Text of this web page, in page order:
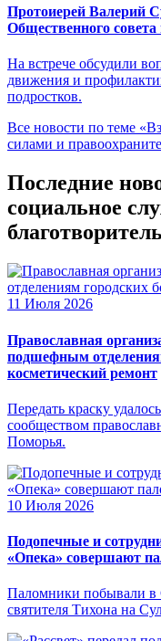
Протоиерей Валерий
Общественного
На встрече обсудили
движения и
подростков.
Все новости по теме
силами и
Последние
социальное
11 Июля 2026
Православная
подшефным
косметический ремонт
Передать краску
сообществом
Поморья.
10 Июля 2026
Подопечные и
«Опека» совершают
Паломники побывали в
святителя Тихона на